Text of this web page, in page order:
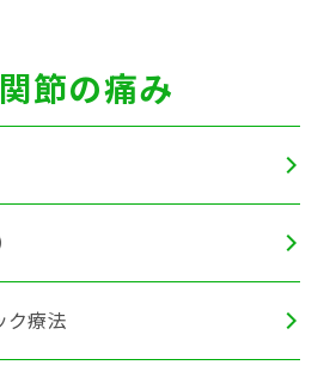
節の痛み
ク療法